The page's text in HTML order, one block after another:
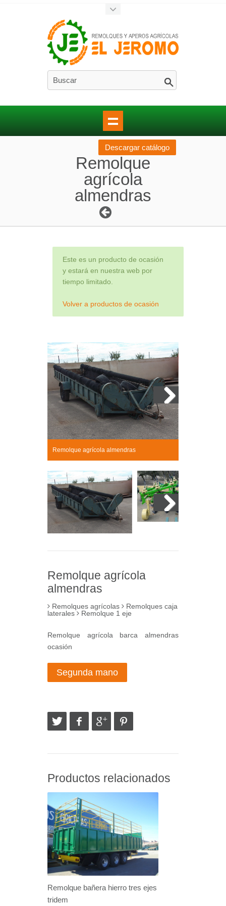
Descargar catálogo
Remolque
agrícola
almendras
Este es un producto de ocasión
y estará en nuestra web por
tiempo limitado.
Volver a productos de ocasión
Remolque agrícola almendras
Next
Next
Remolque agrícola
almendras
Remolques agrícolas
Remolques caja
laterales
Remolque 1 eje
Remolque agrícola barca almendras
ocasión
Segunda mano
Productos relacionados
Remolque bañera hierro tres ejes
tridem